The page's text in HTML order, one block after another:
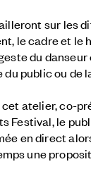
sur les
le cadre et le
du danseur
public ou de
cet atelier, co-
Festival, le
en direct
une